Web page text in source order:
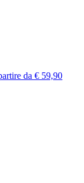
da € 59,90